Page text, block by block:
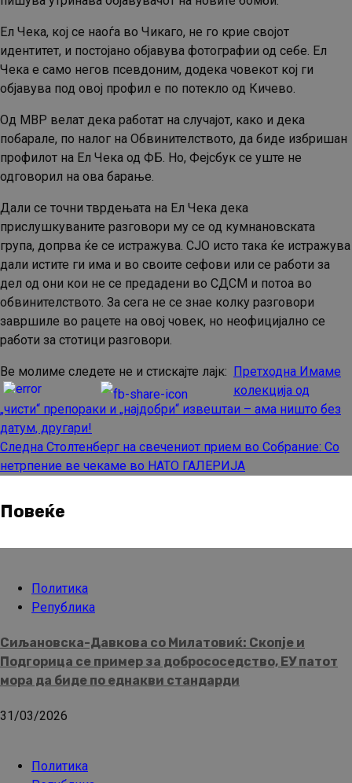
Ел Чека, кој се наоѓа во Чикаго, не го крие својот
идентитет, и постојано објавува фотографии од себе. Ел
Чека е само негов псевдоним, додека човекот кој ги
објавува под овој профил е по потекло од Кичево.
Од МВР велат дека работат на случајот, како и дека
побарале, по налог на Обвинителството, да биде избришан
профилот на Ел Чека од ФБ. Но, Фејсбук се уште не
одговорил на ова барање.
Дали се точни тврдењата на Ел Чека дека
прислушкуваните разговори му се од кумнановската
група, допрва ќе се истражува. СЈО исто така ќе истражува
дали истите ги има и во своите сефови или се работи за
дел од они кои не се предадени во СДСМ и потоа во
обвинителството. За сега не се знае колку разговори
завршиле во рацете на овој човек, но неофицијално се
работи за стотици разговори.
Ве молиме следете не и стискајте лајк:
Continue
Reading
Претходна Имаме
колекција од
„чисти“ препораки и „најдобри“ извештаи – ама ништо без
датум, другари!
Следна Столтенберг на свечениот прием во Собрание: Со
нетрпение ве чекаме во НАТО ГАЛЕРИЈА
Повеќе
Политика
Република
Сиљановска-Давкова со Милатовиќ: Скопје и
Подгорица се пример за добрососедство, ЕУ патот
мора да биде по еднакви стандарди
31/03/2026
Политика